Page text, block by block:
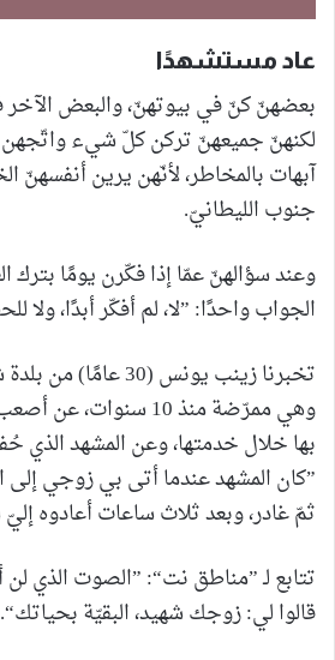
عاد مستشهدًا
بعضهنّ كنّ في بيوتهنّ، والبعض الآخر
لكنهنّ جميعهنّ تركن كلّ شيء
آبهات بالمخاطر، لأنّهن يرين أنفسهنّ
جنوب الليطانيّ.
وعند سؤالهنّ عمّا إذا فكّرن يومًا بترك
الجواب واحدًا: ”لا، لم أفكّر أبدًا، ولا
تخبرنا زينب يونس (30
وهي ممرّضة منذ 10
بها خلال خدمتها، وعن المشهد الذي
”كان المشهد عندما أتى بي زوجي
ثمّ غادر، وبعد ثلاث ساعات أعادوه
تتابع لـ ”مناطق نت“: ”الصوت الذي لن
قالوا لي: زوجك شهيد، البقيّة بحياتك“.